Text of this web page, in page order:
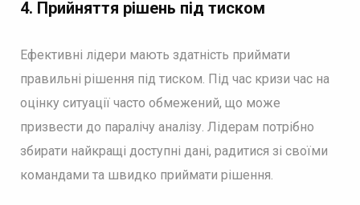
4. Прийняття рішень під тиском
Ефективні лідери мають здатність приймати
правильні рішення під тиском. Під час кризи час на
оцінку ситуації часто обмежений, що може
призвести до паралічу аналізу. Лідерам потрібно
збирати найкращі доступні дані, радитися зі своїми
командами та швидко приймати рішення.